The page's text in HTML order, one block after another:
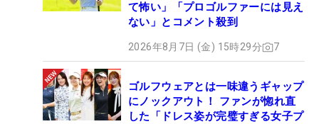
て怖い」「プロゴルファーには見え
ない」とコメント殺到
2026年8月7日 (金) 15時29分 7
ゴルフウェアとは一味違うギャップ
にノックアウト！ ファンが惚れ直
した「ドレス姿が完璧すぎる女子プ